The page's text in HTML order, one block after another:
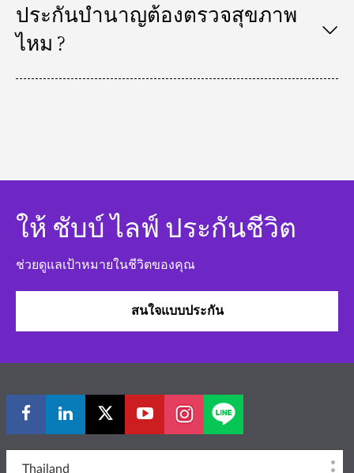
ประกันบํานาญต้องตรวจสุขภาพ
ไหม ?
ให้ ชับบ์ ไลฟ์ ประกันชีวิต
ช่วยดูแลเป้าหมายในชีวิตของคุณ
สนใจแบบประกัน
Thailand